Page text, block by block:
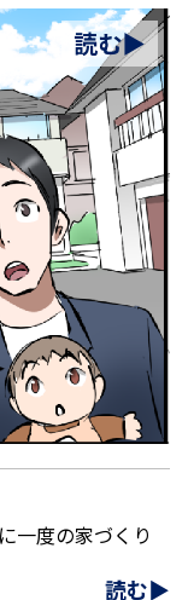
読む▶
一度の家づくり
読む▶